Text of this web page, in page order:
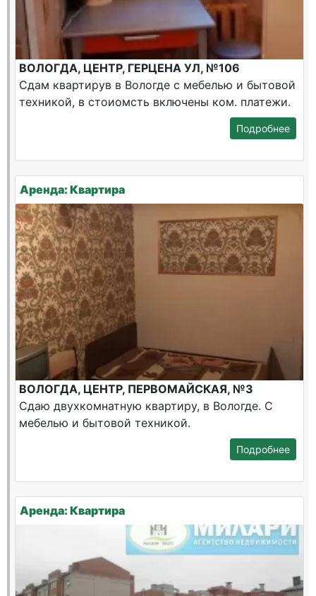
ВОЛОГДА, ЦЕНТР, ГЕРЦЕНА УЛ, №106
Сдам квартирув в Вологде с мебелью и бытовой
техникой, в стоиомсть включены ком. платежи.
Подробнее
Аренда: Квартира
ВОЛОГДА, ЦЕНТР, ПЕРВОМАЙСКАЯ, №3
Сдаю двухкомнатную квартиру, в Вологде. С
мебелью и бытовой техникой.
Подробнее
Аренда: Квартира